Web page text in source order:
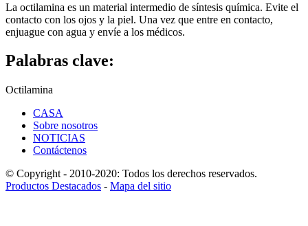
La octilamina es un material intermedio de síntesis química. Evite el
contacto con los ojos y la piel. Una vez que entre en contacto,
enjuague con agua y envíe a los médicos.
Palabras clave:
Octilamina
CASA
Sobre nosotros
NOTICIAS
Contáctenos
© Copyright - 2010-2020: Todos los derechos reservados.
Productos Destacados - Mapa del sitio